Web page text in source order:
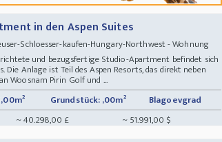
in den Aspen Suites
Schloesser-kaufen-Hungary-Northwest - Wohnung
und bezugsfertige Studio-Apartment befindet sich
Die Anlage ist Teil des Aspen Resorts, das direkt neben
Woosnam Pirin Golf und ...
Grundstück: ,00m²
Blagoevgrad
~ 40.298,00 £ ~ 51.991,00 $